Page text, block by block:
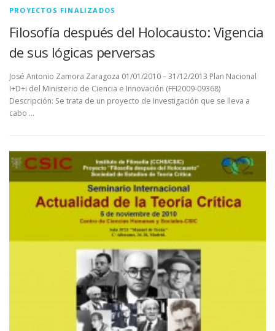
RED DE INVESTIGADORES DE TEORÍA CRÍTICA
PROYECTOS FINALIZADOS
Filosofía después del Holocausto: Vigencia
de sus lógicas perversas
José Antonio Zamora Zaragoza 01/01/2010 – 31/12/2013 Plan Nacional
I+D+i del Ministerio de Ciencia e Innovación (FFI2009-09368)
Descripción: Se trata de un proyecto de Investigación que se lleva a
cabo …